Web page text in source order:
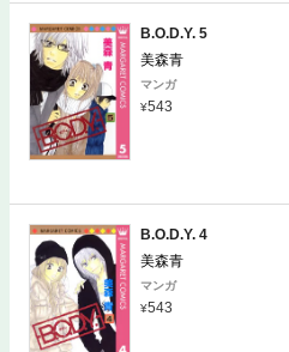
B.O.D.Y. 5
美森青
マンガ
543
B.O.D.Y. 4
美森青
マンガ
543